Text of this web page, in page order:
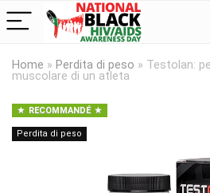
Home » Perdita di peso » Testolan:
muscolare di un atleta
RECOMMANDÉ
Perdita di peso